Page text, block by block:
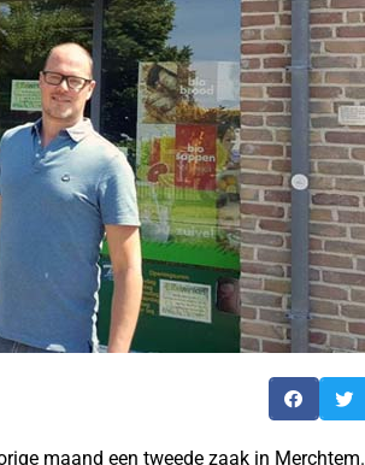
maand een tweede zaak in Merchtem.